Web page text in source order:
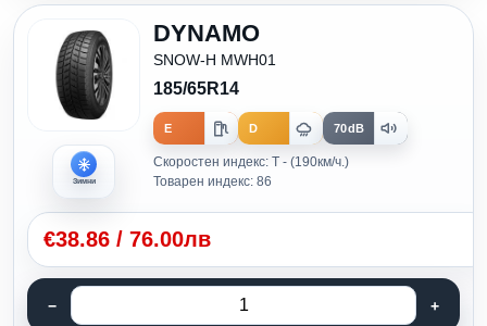
Зимни
DYNAMO
SNOW-H MWH01
185/65R14
E D 70dB
Скоростен индекс: T - (190км/ч.)
Товарен индекс: 86
€38.86 / 76.00лв